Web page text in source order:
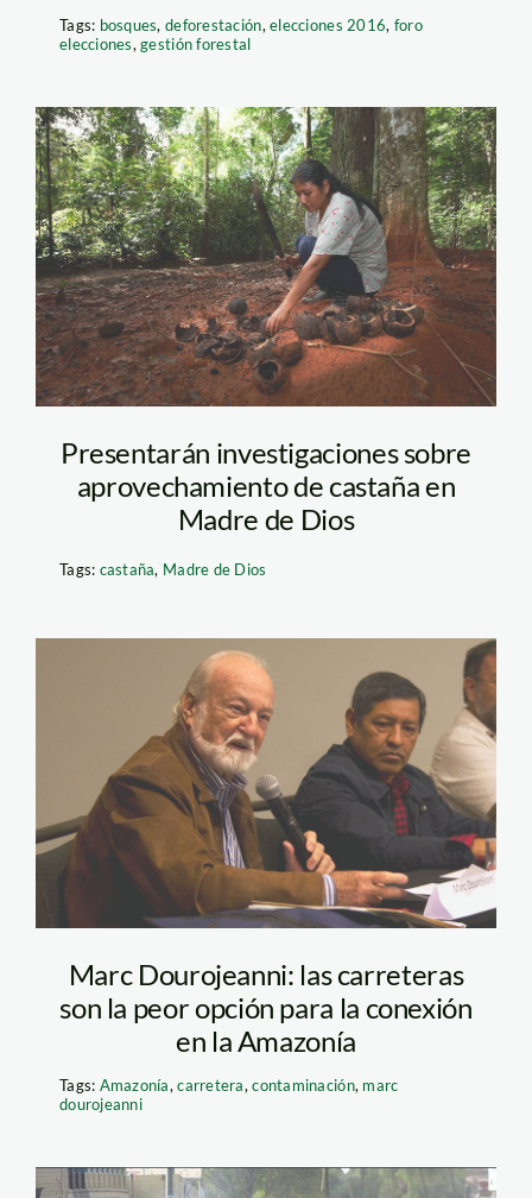
Tags: bosques,deforestación,elecciones 2016, foro
elecciones,gestión forestal
Presentarán investigaciones sobre
aprovechamiento de castaña en
Madre de Dios
Tags: castaña, Madre de Dios
dourojeanni_spda
Marc Dourojeanni: las carreteras
son la peor opción para la conexión
en la Amazonía
Tags: Amazonía,carretera,contaminación, marc
dourojeanni